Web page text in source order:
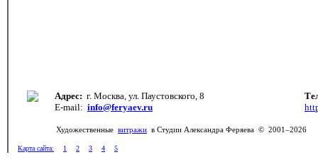
Адрес: г. Москва, ул. Паустовского, 8
E-mail: info@feryaev.ru
Художественные витражи в Студии Александра Феряева © 2001–2026
Карта сайта: 1 2 3 4 5